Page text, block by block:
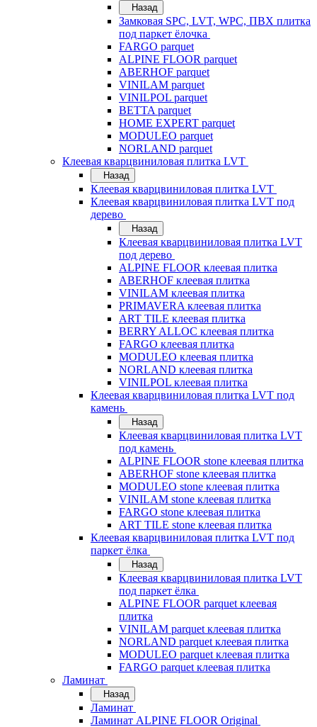
Назад
Замковая SPC, LVT, WPC, ПВХ плитка
под паркет ёлочка
FARGO parquet
ALPINE FLOOR parquet
ABERHOF parquet
VINILAM parquet
VINILPOL parquet
BETTA parquet
HOME EXPERT parquet
MODULEO parquet
NORLAND parquet
Клеевая кварцвиниловая плитка LVT
Назад
Клеевая кварцвиниловая плитка LVT
Клеевая кварцвиниловая плитка LVT под
дерево
Назад
Клеевая кварцвиниловая плитка LVT
под дерево
ALPINE FLOOR клеевая плитка
ABERHOF клеевая плитка
VINILAM клеевая плитка
PRIMAVERA клеевая плитка
ART TILE клеевая плитка
BERRY ALLOC клеевая плитка
FARGO клеевая плитка
MODULEO клеевая плитка
NORLAND клеевая плитка
VINILPOL клеевая плитка
Клеевая кварцвиниловая плитка LVT под
камень
Назад
Клеевая кварцвиниловая плитка LVT
под камень
ALPINE FLOOR stone клеевая плитка
ABERHOF stone клеевая плитка
MODULEO stone клеевая плитка
VINILAM stone клеевая плитка
FARGO stone клеевая плитка
ART TILE stone клеевая плитка
Клеевая кварцвиниловая плитка LVT под
паркет ёлка
Назад
Клеевая кварцвиниловая плитка LVT
под паркет ёлка
ALPINE FLOOR parquet клеевая
плитка
VINILAM parquet клеевая плитка
NORLAND parquet клеевая плитка
MODULEO parquet клеевая плитка
FARGO parquet клеевая плитка
Ламинат
Назад
Ламинат
Ламинат ALPINE FLOOR Original